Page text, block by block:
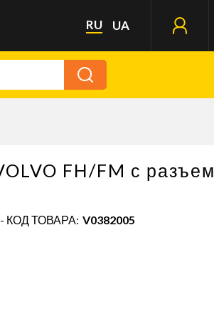
RU UA
FH/FM с
КОД ТОВАРА: V0382005